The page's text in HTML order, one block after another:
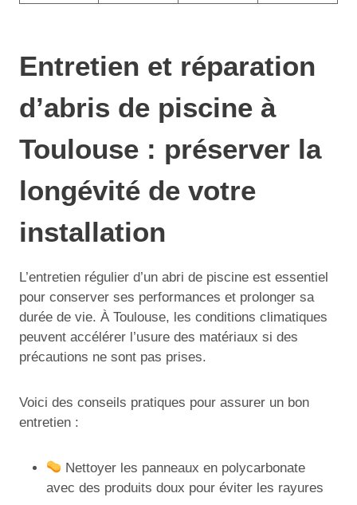
Entretien et réparation
d’abris de piscine à
Toulouse : préserver la
longévité de votre
installation
L’entretien régulier d’un abri de piscine est essentiel
pour conserver ses performances et prolonger sa
durée de vie. À Toulouse, les conditions climatiques
peuvent accélérer l’usure des matériaux si des
précautions ne sont pas prises.
Voici des conseils pratiques pour assurer un bon
entretien :
Nettoyer les panneaux en polycarbonate
avec des produits doux pour éviter les rayures